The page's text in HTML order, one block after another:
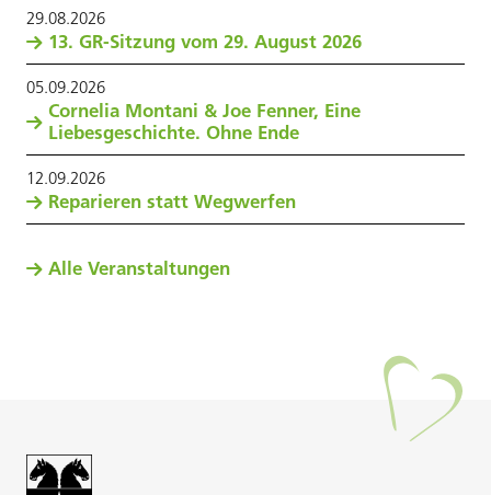
29.08.2026
13. GR-Sitzung vom 29. August 2026
05.09.2026
Cornelia Montani & Joe Fenner, Eine
Liebesgeschichte. Ohne Ende
12.09.2026
Reparieren statt Wegwerfen
Alle Veranstaltungen